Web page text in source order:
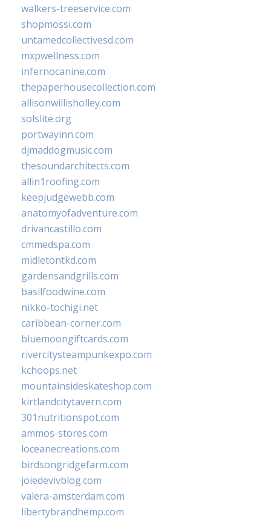
walkers-treeservice.com
shopmossi.com
untamedcollectivesd.com
mxpwellness.com
infernocanine.com
thepaperhousecollection.com
allisonwillisholley.com
solslite.org
portwayinn.com
djmaddogmusic.com
thesoundarchitects.com
allin1roofing.com
keepjudgewebb.com
anatomyofadventure.com
drivancastillo.com
cmmedspa.com
midletontkd.com
gardensandgrills.com
basilfoodwine.com
nikko-tochigi.net
caribbean-corner.com
bluemoongiftcards.com
rivercitysteampunkexpo.com
kchoops.net
mountainsideskateshop.com
kirtlandcitytavern.com
301nutritionspot.com
ammos-stores.com
loceanecreations.com
birdsongridgefarm.com
joiedevivblog.com
valera-amsterdam.com
libertybrandhemp.com